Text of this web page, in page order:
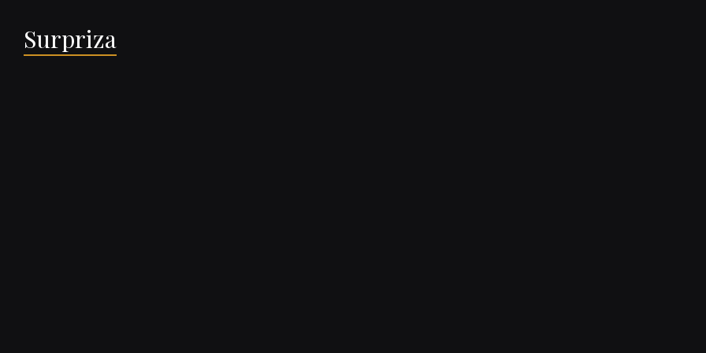
Surpriza